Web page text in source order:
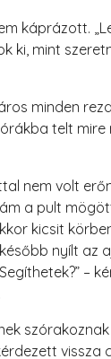
káprázott.
ki, mint
minden
telt
nem volt
a pult
kicsit
nyílt az
–
vissza